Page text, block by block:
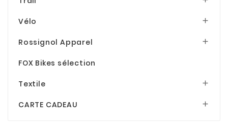
Vélo 
Rossignol Apparel 
FOX Bikes sélection
Textile 
CARTE CADEAU 